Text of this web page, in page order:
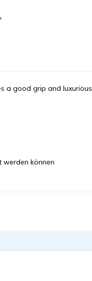
a good grip and luxurious
werden können